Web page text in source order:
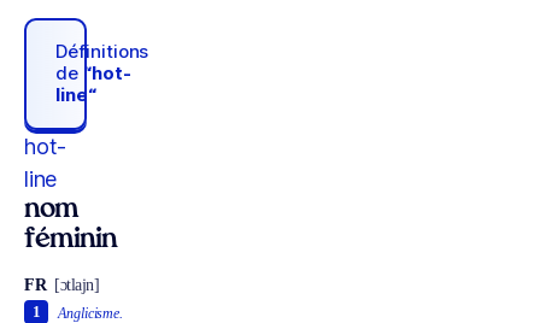
Définitions
de “hot-
line“
hot-
line
nom
féminin
FR [ɔtlajn]
Anglicisme.
1